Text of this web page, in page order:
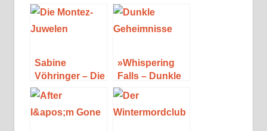
von Sabine
Vöhringer
von Sabine
Vöhringer
Sabine
Vöhringer – Die
Montez-
Juwelen
»Whispering
Falls – Dunkle
Geheimnisse«
von Lucia Bay